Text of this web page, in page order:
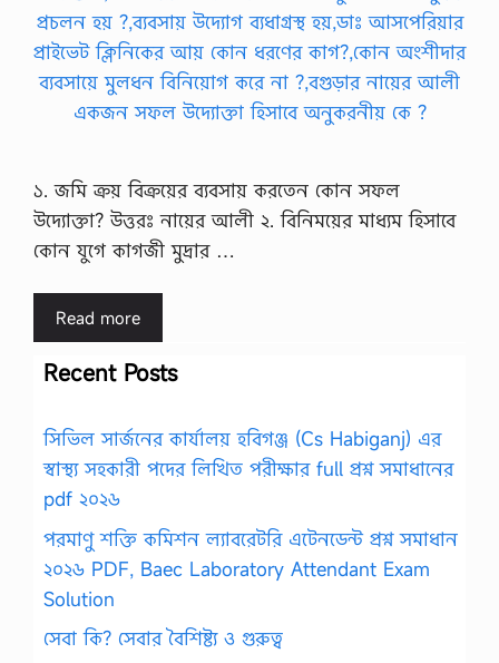
১. জমি ক্রয় বিক্রয়ের ব্যবসায় করতেন কোন সফল
উদ্যোক্তা? উত্তরঃ নায়ের আলী ২. বিনিময়ের মাধ্যম হিসাবে
কোন যুগে কাগজী মুদ্রার …
Read more
Recent Posts
সিভিল সার্জনের কার্যালয় হবিগঞ্জ (Cs Habiganj) এর
স্বাস্থ্য সহকারী পদের লিখিত পরীক্ষার full প্রশ্ন সমাধানের
pdf ২০২৬
পরমাণু শক্তি কমিশন ল্যাবরেটরি এটেনডেন্ট প্রশ্ন সমাধান
২০২৬ PDF, Baec Laboratory Attendant Exam
Solution
সেবা কি? সেবার বৈশিষ্ট্য ও গুরুত্ব